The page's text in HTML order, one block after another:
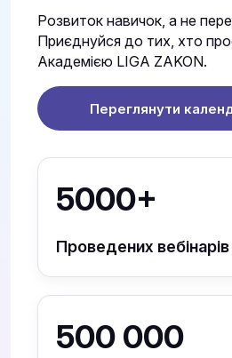
Розвиток навичок, а не
Приєднуйся до тих, хто
Академією LIGA ZAKON.
Переглянути
5000+
Проведених вебінарів
500 000